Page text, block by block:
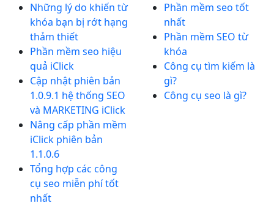
Những lý do khiến từ
khóa bạn bị rớt hạng
thảm thiết
Phần mềm seo hiệu
quả iClick
Cập nhật phiên bản
1.0.9.1 hệ thống SEO
và MARKETING iClick
Nâng cấp phần mềm
iClick phiên bản
1.1.0.6
Tổng hợp các công
cụ seo miễn phí tốt
nhất
Phần mềm seo tốt
nhất
Phần mềm SEO từ
khóa
Công cụ tìm kiếm là
gì?
Công cụ seo là gì?